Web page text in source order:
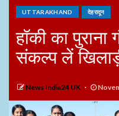
UTTARAKHAND देहरादून
हॉकी का पुराना
संकल्प लें
News India24 UK